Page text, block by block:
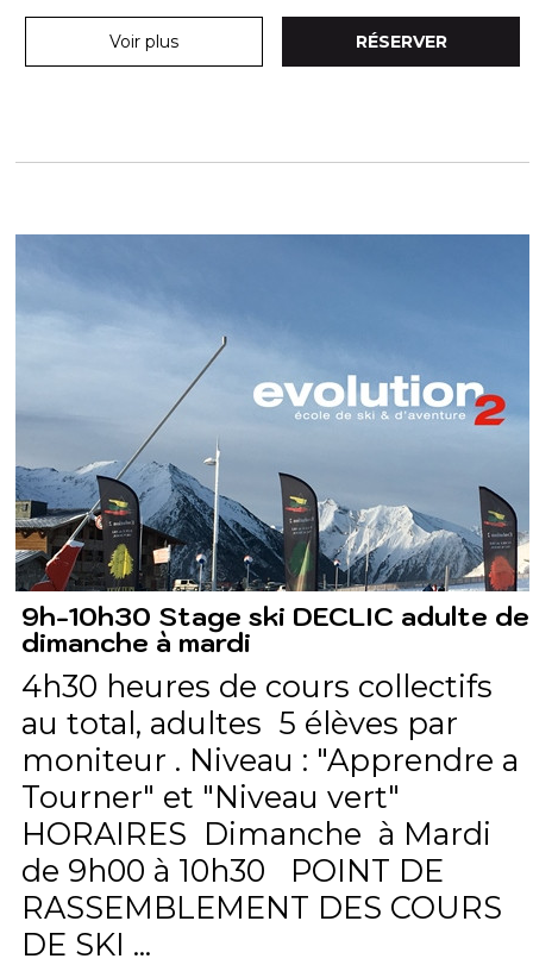
Voir plus RÉSERVER
9h-10h30 Stage ski DECLIC adulte de
dimanche à mardi
4h30 heures de cours collectifs
au total, adultes 5 élèves par
moniteur . Niveau : "Apprendre a
Tourner" et "Niveau vert"
HORAIRES Dimanche à Mardi
de 9h00 à 10h30 POINT DE
RASSEMBLEMENT DES COURS
DE SKI ...